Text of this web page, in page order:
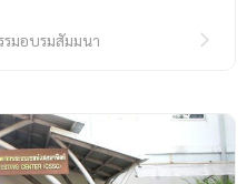
รมอบรมสัมมนา